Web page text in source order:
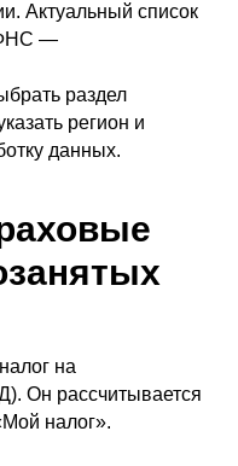
Актуальный список
ФНС —
раздел
регион и
данных.
на
Он рассчитывается
налог».